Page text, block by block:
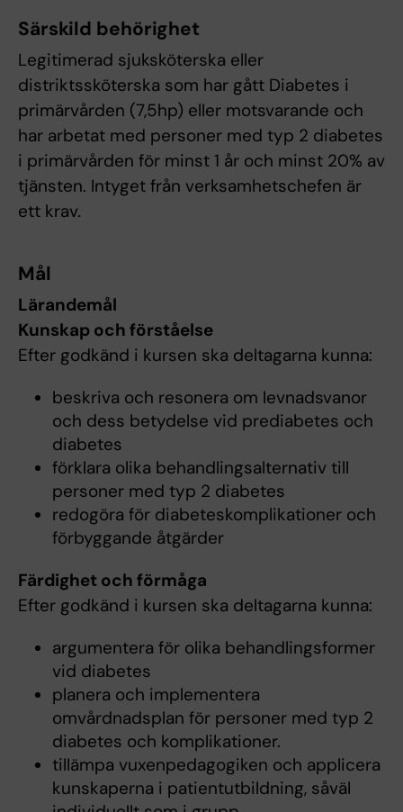
Särskild behörighet
Legitimerad sjuksköterska eller
distriktssköterska som har gått Diabetes i
primärvården (7,5hp) eller motsvarande och
har arbetat med personer med typ 2 diabetes
i primärvården för minst 1 år och minst 20% av
tjänsten. Intyget från verksamhetschefen är
ett krav.
Mål
Lärandemål
Kunskap och förståelse
Efter godkänd i kursen ska deltagarna kunna:
beskriva och resonera om levnadsvanor
och dess betydelse vid prediabetes och
diabetes
förklara olika behandlingsalternativ till
personer med typ 2 diabetes
redogöra för diabeteskomplikationer och
förbyggande åtgärder
Färdighet och förmåga
Efter godkänd i kursen ska deltagarna kunna:
argumentera för olika behandlingsformer
vid diabetes
planera och implementera
omvårdnadsplan för personer med typ 2
diabetes och komplikationer.
tillämpa vuxenpedagogiken och applicera
kunskaperna i patientutbildning, såväl